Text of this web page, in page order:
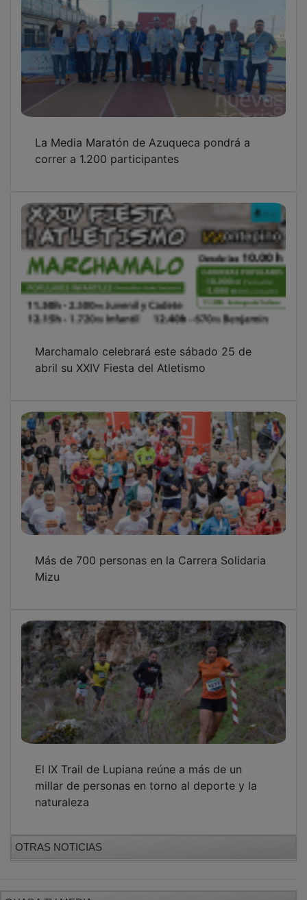
correr a 1.200 participantes
abril su XXIV Fiesta del Atletismo
Mizu
millar de personas en torno al deporte y la
naturaleza
OTRAS NOTICIAS